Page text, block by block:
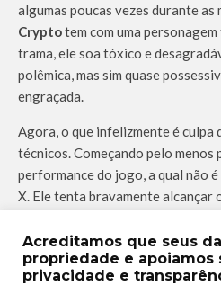
algumas poucas vezes durante
Cryptotem com uma
trama, ele soa tóxico e
polêmica, mas sim quase
engraçada.
Agora, o que infelizmente é culpa
técnicos. Começando pelo menos
performance do jogo, a qual não
X. Ele tenta bravamente alcançar
alcançar o nível de fluidez de seu
Acreditamos que seus
propriedade e apoiamos
privacidade e